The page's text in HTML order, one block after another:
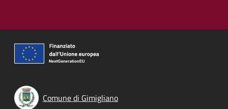
Comune di Gimigliano